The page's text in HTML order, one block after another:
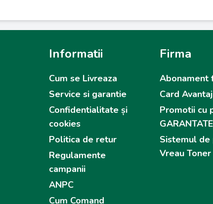
Informatii
Cum se Livreaza
Service si garantie
Confidentialitate și
cookies
Politica de retur
Regulamente
campanii
ANPC
Cum Comand
Firma
Abonament
Card Avantaj
Promotii cu
GARANTATE
Sistemul de
Vreau Toner